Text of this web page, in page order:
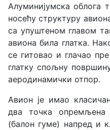
Алуминијумска облога
носећу структуру
са упуштеном главом
авиона била глатка.
се гитовао и глачао
глатку спољну
аеродинамички отпор.
Aвион је имао
два точка опремљена
(балон гуме) напред и